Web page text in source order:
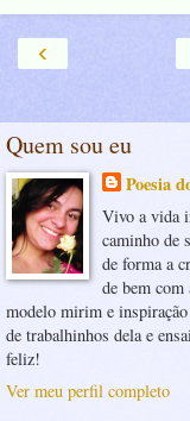
‹
Quem sou eu
Poesia
Vivo a vida
caminho de
de forma a
de bem
modelo mirim e
de trabalhinhos dela e
feliz!
Ver meu perfil completo